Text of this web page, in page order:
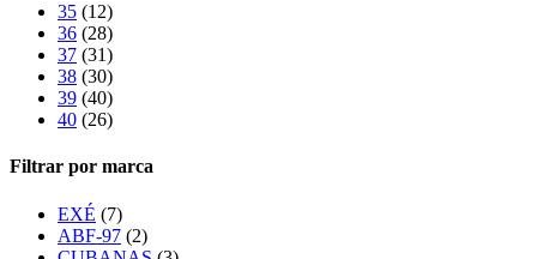
35 (12)
36 (28)
37 (31)
38 (30)
39 (40)
40 (26)
Filtrar por marca
EXÉ (7)
ABF-97 (2)